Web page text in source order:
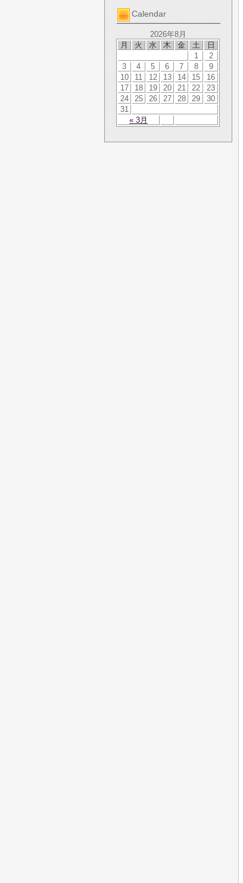
Calendar
2026年8月
月
火 水 木 金 土 日
« 3月
1
2
3
4 5 6 7 8
9
10
11 12 13 14 15
16
17
18 19 20 21 22
23
24
25 26 27 28 29
30
31